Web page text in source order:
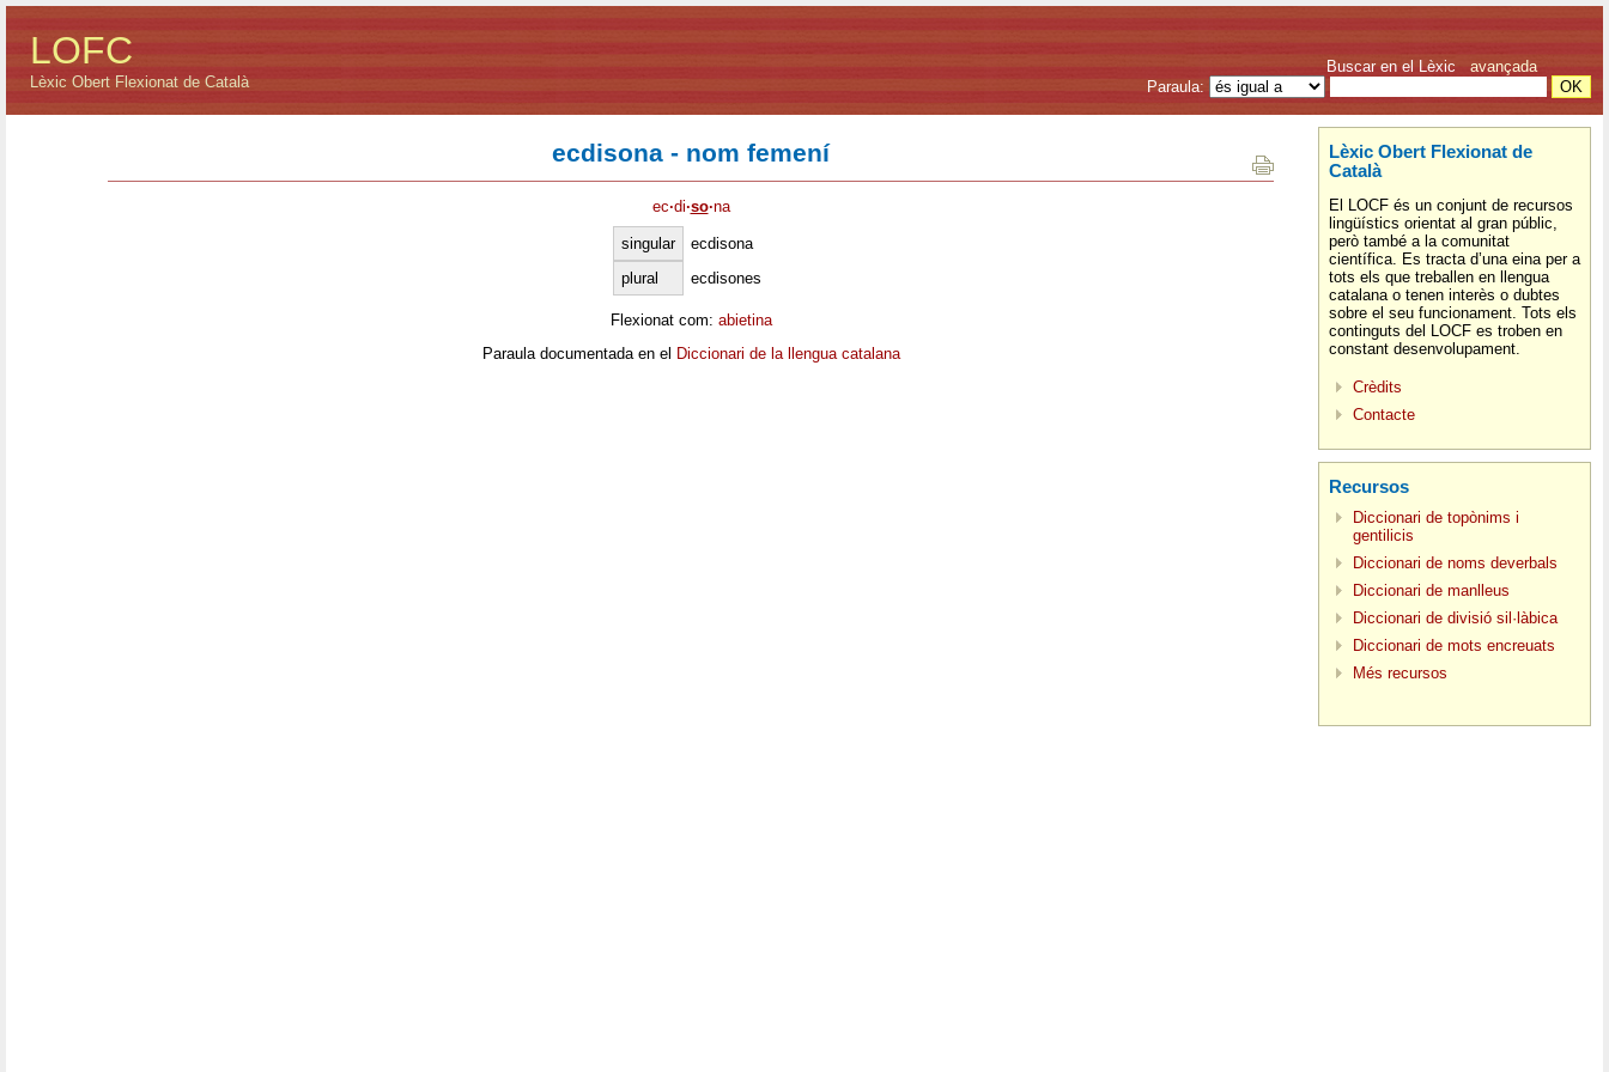
LOFC
Lèxic Obert Flexionat de Català
Buscar en el Lèxic avançada
Paraula:
ecdisona - nom femení
ec·di·so·na
singular
ecdisona
plural
ecdisones
Flexionat com: abietina
Paraula documentada en el Diccionari de la llengua catalana
Lèxic Obert Flexionat de
Català
El LOCF és un conjunt de recursos
lingüístics orientat al gran públic,
però també a la comunitat
científica. Es tracta d’una eina per a
tots els que treballen en llengua
catalana o tenen interès o dubtes
sobre el seu funcionament. Tots els
continguts del LOCF es troben en
constant desenvolupament.
Crèdits
Contacte
Recursos
Diccionari de topònims i
gentilicis
Diccionari de noms deverbals
Diccionari de manlleus
Diccionari de divisió sil·làbica
Diccionari de mots encreuats
Més recursos